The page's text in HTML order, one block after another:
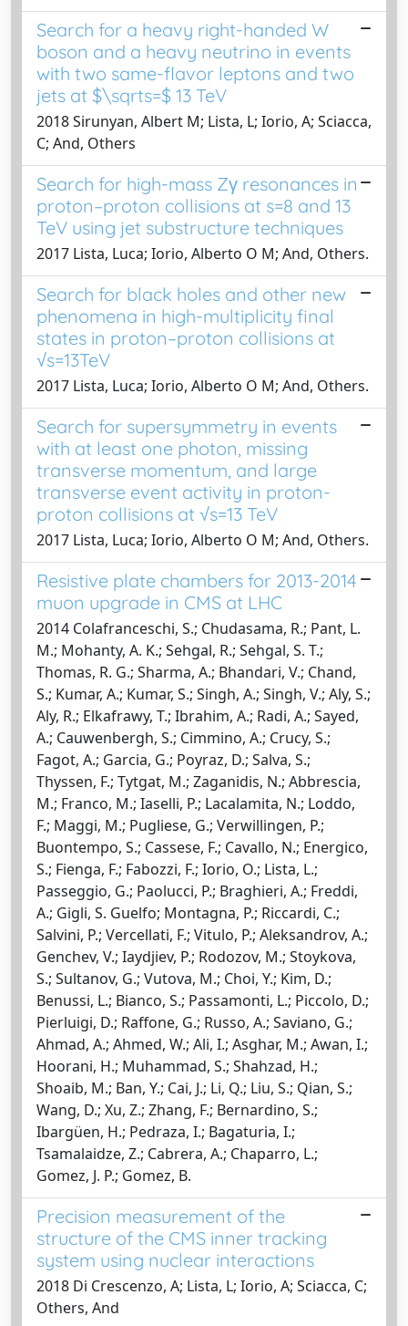
Search for a heavy right-handed W
boson and a heavy neutrino in events
with two same-flavor leptons and two
jets at $\sqrts=$ 13 TeV
2018 Sirunyan, Albert M; Lista, L; Iorio, A; Sciacca,
C; And, Others
Search for high-mass Zγ resonances in
proton–proton collisions at s=8 and 13
TeV using jet substructure techniques
2017 Lista, Luca; Iorio, Alberto O M; And, Others.
Search for black holes and other new
phenomena in high-multiplicity final
states in proton–proton collisions at
√s=13TeV
2017 Lista, Luca; Iorio, Alberto O M; And, Others.
Search for supersymmetry in events
with at least one photon, missing
transverse momentum, and large
transverse event activity in proton-
proton collisions at √s=13 TeV
2017 Lista, Luca; Iorio, Alberto O M; And, Others.
Resistive plate chambers for 2013-2014
muon upgrade in CMS at LHC
2014 Colafranceschi, S.; Chudasama, R.; Pant, L.
M.; Mohanty, A. K.; Sehgal, R.; Sehgal, S. T.;
Thomas, R. G.; Sharma, A.; Bhandari, V.; Chand,
S.; Kumar, A.; Kumar, S.; Singh, A.; Singh, V.; Aly, S.;
Aly, R.; Elkafrawy, T.; Ibrahim, A.; Radi, A.; Sayed,
A.; Cauwenbergh, S.; Cimmino, A.; Crucy, S.;
Fagot, A.; Garcia, G.; Poyraz, D.; Salva, S.;
Thyssen, F.; Tytgat, M.; Zaganidis, N.; Abbrescia,
M.; Franco, M.; Iaselli, P.; Lacalamita, N.; Loddo,
F.; Maggi, M.; Pugliese, G.; Verwillingen, P.;
Buontempo, S.; Cassese, F.; Cavallo, N.; Energico,
S.; Fienga, F.; Fabozzi, F.; Iorio, O.; Lista, L.;
Passeggio, G.; Paolucci, P.; Braghieri, A.; Freddi,
A.; Gigli, S. Guelfo; Montagna, P.; Riccardi, C.;
Salvini, P.; Vercellati, F.; Vitulo, P.; Aleksandrov, A.;
Genchev, V.; Iaydjiev, P.; Rodozov, M.; Stoykova,
S.; Sultanov, G.; Vutova, M.; Choi, Y.; Kim, D.;
Benussi, L.; Bianco, S.; Passamonti, L.; Piccolo, D.;
Pierluigi, D.; Raffone, G.; Russo, A.; Saviano, G.;
Ahmad, A.; Ahmed, W.; Ali, I.; Asghar, M.; Awan, I.;
Hoorani, H.; Muhammad, S.; Shahzad, H.;
Shoaib, M.; Ban, Y.; Cai, J.; Li, Q.; Liu, S.; Qian, S.;
Wang, D.; Xu, Z.; Zhang, F.; Bernardino, S.;
Ibargüen, H.; Pedraza, I.; Bagaturia, I.;
Tsamalaidze, Z.; Cabrera, A.; Chaparro, L.;
Gomez, J. P.; Gomez, B.
Precision measurement of the
structure of the CMS inner tracking
system using nuclear interactions
2018 Di Crescenzo, A; Lista, L; Iorio, A; Sciacca, C;
Others, And